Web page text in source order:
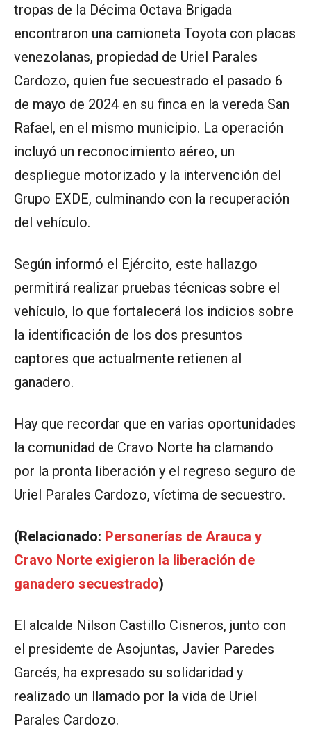
tropas de la Décima Octava Brigada
encontraron una camioneta Toyota con placas
venezolanas, propiedad de Uriel Parales
Cardozo, quien fue secuestrado el pasado 6
de mayo de 2024 en su finca en la vereda San
Rafael, en el mismo municipio. La operación
incluyó un reconocimiento aéreo, un
despliegue motorizado y la intervención del
Grupo EXDE, culminando con la recuperación
del vehículo.
Según informó el Ejército, este hallazgo
permitirá realizar pruebas técnicas sobre el
vehículo, lo que fortalecerá los indicios sobre
la identificación de los dos presuntos
captores que actualmente retienen al
ganadero.
Hay que recordar que en varias oportunidades
la comunidad de Cravo Norte ha clamando
por la pronta liberación y el regreso seguro de
Uriel Parales Cardozo, víctima de secuestro.
(Relacionado: Personerías de Arauca y
Cravo Norte exigieron la liberación de
ganadero secuestrado)
El alcalde Nilson Castillo Cisneros, junto con
el presidente de Asojuntas, Javier Paredes
Garcés, ha expresado su solidaridad y
realizado un llamado por la vida de Uriel
Parales Cardozo.